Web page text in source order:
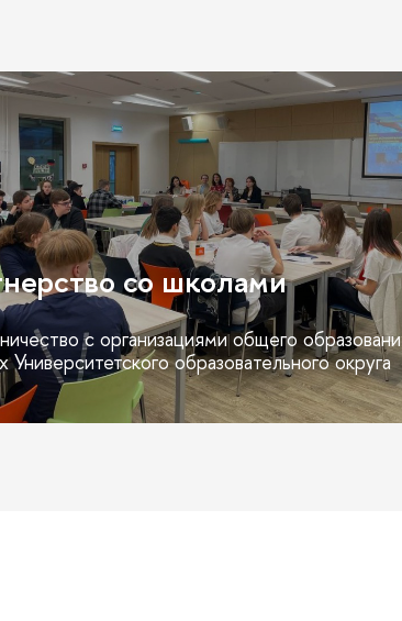
со школами
с организациями общего
Университетского образовательного округа